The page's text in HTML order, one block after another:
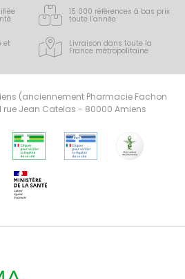
15 000 références à bas prix
toute l’année
et Livraison dans toute la
France métropolitaine
(anciennement Pharmacie Fachon
rue Jean Catelas - 80000 Amiens